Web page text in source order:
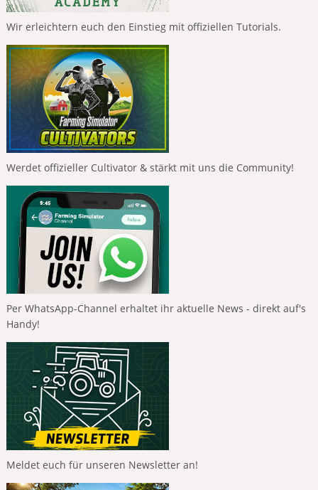
Wir erleichtern euch den Einstieg mit offiziellen Tutorials.
Werdet offizieller Cultivator & stärkt mit uns die Community!
Per WhatsApp-Channel erhaltet ihr aktuelle News - direkt auf's
Handy!
Meldet euch für unseren Newsletter an!